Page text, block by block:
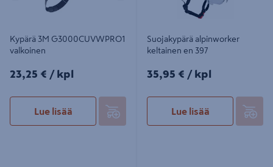
Kypärä 3M G3000CUVWPRO1
valkoinen
23,25€/kpl
23,25 € / kpl
Lue lisää
Suojakypärä alpinworker
keltainen en 397
35,95€/kpl
35,95 € / kpl
Lue lisää